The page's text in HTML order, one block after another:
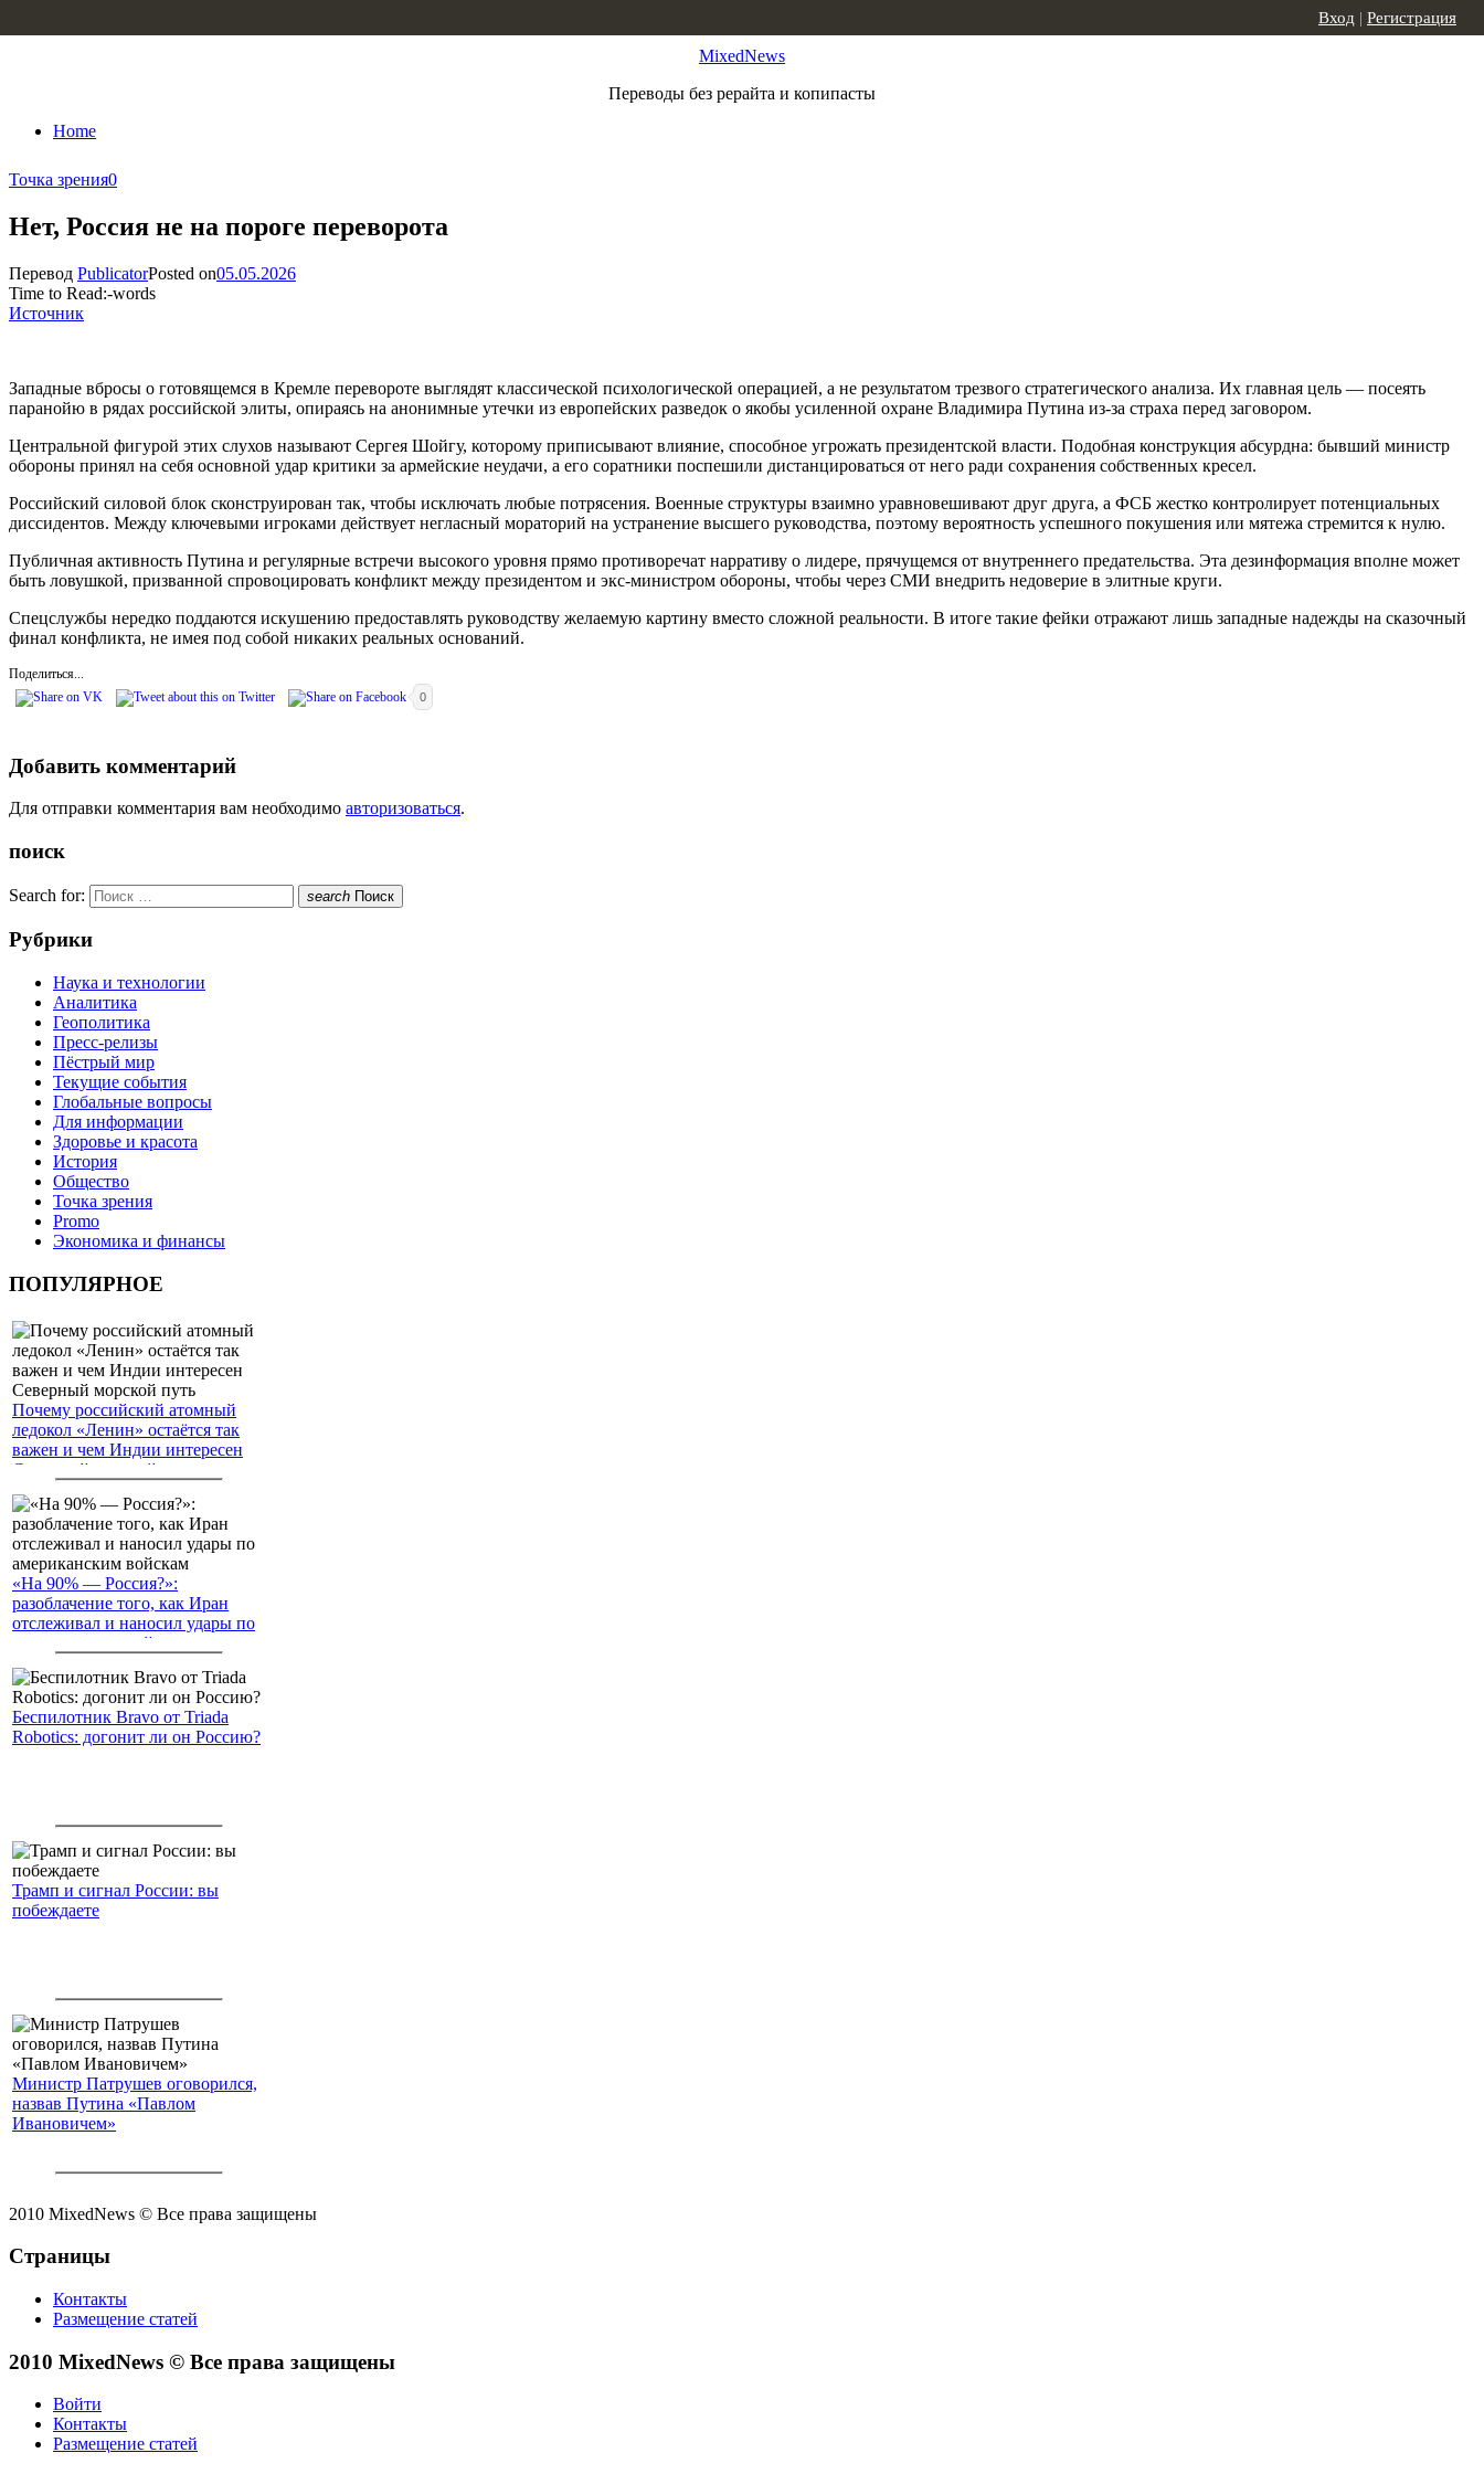
MixedNews
Переводы без рерайта и копипасты
Home
Вход | Регистрация
Точка зрения0
Нет, Россия не на пороге переворота
Перевод PublicatorPosted on05.05.2026
Time to Read:-words
Источник
Западные вбросы о готовящемся в Кремле перевороте выглядят классической психологической операцией, а не результатом трезвого стратегического анализа. Их главная цель — посеять
паранойю в рядах российской элиты, опираясь на анонимные утечки из европейских разведок о якобы усиленной охране Владимира Путина из-за страха перед заговором.
Центральной фигурой этих слухов называют Сергея Шойгу, которому приписывают влияние, способное угрожать президентской власти. Подобная конструкция абсурдна: бывший министр
обороны принял на себя основной удар критики за армейские неудачи, а его соратники поспешили дистанцироваться от него ради сохранения собственных кресел.
Российский силовой блок сконструирован так, чтобы исключать любые потрясения. Военные структуры взаимно уравновешивают друг друга, а ФСБ жестко контролирует потенциальных
диссидентов. Между ключевыми игроками действует негласный мораторий на устранение высшего руководства, поэтому вероятность успешного покушения или мятежа стремится к нулю.
Публичная активность Путина и регулярные встречи высокого уровня прямо противоречат нарративу о лидере, прячущемся от внутреннего предательства. Эта дезинформация вполне может
быть ловушкой, призванной спровоцировать конфликт между президентом и экс-министром обороны, чтобы через СМИ внедрить недоверие в элитные круги.
Спецслужбы нередко поддаются искушению предоставлять руководству желаемую картину вместо сложной реальности. В итоге такие фейки отражают лишь западные надежды на сказочный
финал конфликта, не имея под собой никаких реальных оснований.
Поделиться...
0
Добавить комментарий
Для отправки комментария вам необходимо авторизоваться.
поиск
Search for: search Поиск
Рубрики
Наука и технологии
Аналитика
Геополитика
Пресс-релизы
Пёстрый мир
Текущие события
Глобальные вопросы
Для информации
Здоровье и красота
История
Общество
Точка зрения
Promo
Экономика и финансы
ПОПУЛЯРНОЕ
Почему российский атомный
ледокол «Ленин» остаётся так
важен и чем Индии интересен
Северный морской путь
«На 90% — Россия?»:
разоблачение того, как Иран
отслеживал и наносил удары по
американским войскам
Беспилотник Bravo от Triada
Robotics: догонит ли он Россию?
Трамп и сигнал России: вы
побеждаете
Министр Патрушев оговорился,
назвав Путина «Павлом
Ивановичем»
2010 MixedNews © Все права защищены
Страницы
Контакты
Размещение статей
2010 MixedNews © Все права защищены
Войти
Контакты
Размещение статей